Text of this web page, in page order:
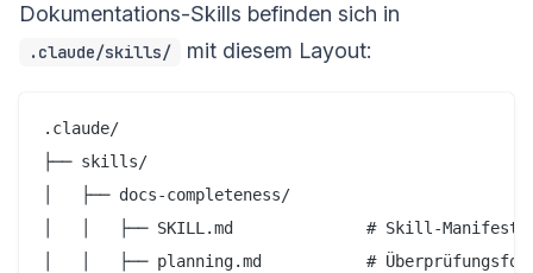
Dokumentations-Skills befinden sich in
.claude/skills/ mit diesem Layout:
.claude/
├── skills/
│   ├── docs-completeness/
│   │   ├── SKILL.md              # Skill-Manifest
│   │   ├── planning.md           #